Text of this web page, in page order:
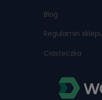
Blog
Regulamin
Ciasteczka